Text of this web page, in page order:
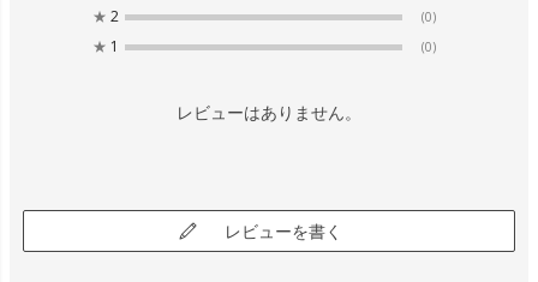
★ 2 (0)
★ 1 (0)
レビューはありません。
レビューを書く